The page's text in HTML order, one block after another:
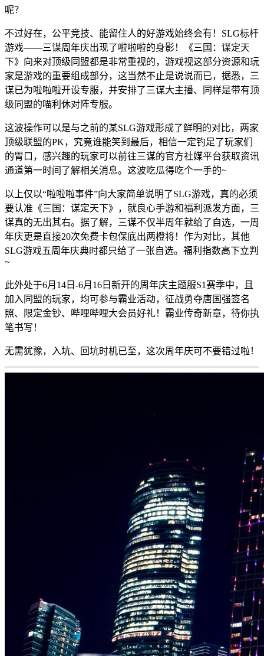
呢？
不过好在，公平竞技、能留住人的好游戏始终会有！SLG标杆
游戏——三谋周年庆出现了啦啦啦的身影！《三国：谋定天
下》向来对顶级同盟都是非常重视的，游戏视这部分资源和玩
家是游戏的重要组成部分，这当然不止是说说而已，据悉，三
谋已为啦啦啦开设专服，并安排了三谋大主播、同样是带有顶
级同盟的喵利休对阵专服。
这波操作可以是与之前的某SLG游戏形成了鲜明的对比，两家
顶级联盟的PK，究竟谁能笑到最后，相信一定钓足了玩家们
的胃口，感兴趣的玩家可以前往三谋的官方社媒平台获取资讯
通道第一时间了解相关消息。这波吃瓜得吃个一手的~
以上仅以“啦啦啦事件”向大家简单说明了SLG游戏，真的必须
要认准《三国：谋定天下》，就良心手游和福利派发方面，三
谋真的无出其右。据了解，三谋不仅半周年就给了自选，一周
年庆更是直接20次免费卡包保底出两橙将！作为对比，其他
SLG游戏五周年庆典时都只给了一张自选。福利指数高下立判
~
此外处于6月14日-6月16日新开的周年庆主题服S1赛季中，且
加入同盟的玩家，均可参与霸业活动，征战勇夺唐国强签名
照、限定金钞、哔哩哔哩大会员好礼！霸业传奇新章，待你执
笔书写！
无需犹豫，入坑、回坑时机已至，这次周年庆可不要错过啦！